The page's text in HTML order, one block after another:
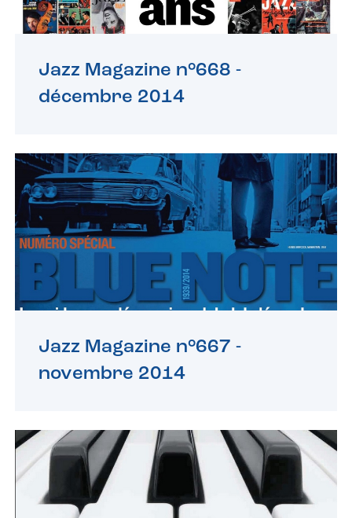
Jazz Magazine n°668 -
décembre 2014
Jazz Magazine n°667 -
novembre 2014